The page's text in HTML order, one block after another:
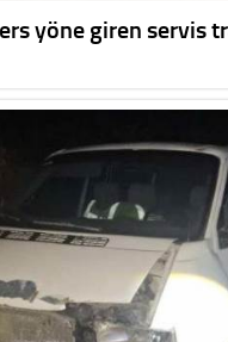
yöne giren servis